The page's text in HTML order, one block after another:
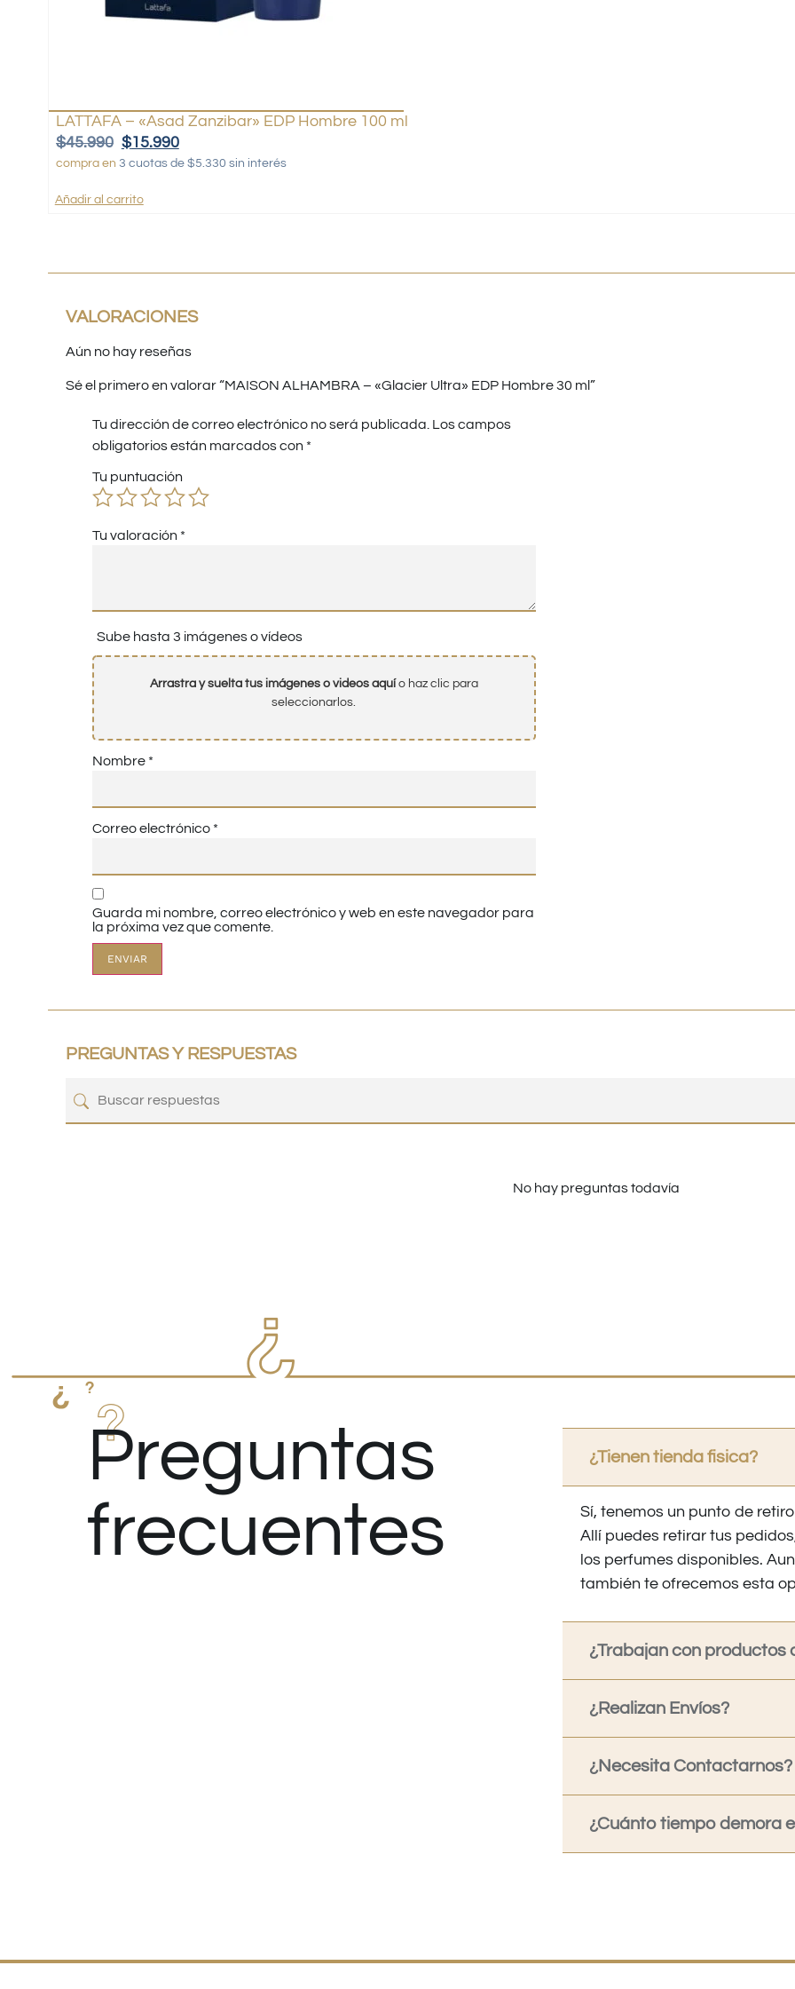
LATTAFA – «Asad Zanzibar» EDP Hombre 100 ml
$45.990 $15.990
compra en 3 cuotas de $5.330 sin interés
Añadir al carrito
VALORACIONES
Aún no hay reseñas
Sé el primero en valorar “MAISON ALHAMBRA – «Glacier Ultra» EDP Hombre 30 ml”
Tu dirección de correo electrónico no será publicada. Los campos
obligatorios están marcados con *
Tu puntuación
Tu valoración *
Sube hasta 3 imágenes o vídeos
Arrastra y suelta tus imágenes o videos aquío haz clic para
seleccionarlos.
Nombre *
Correo electrónico *
Guarda mi nombre, correo electrónico y web en este navegador para
la próxima vez que comente.
PREGUNTAS Y RESPUESTAS
No hay preguntas todavía
Preguntas
frecuentes
¿Tienen tienda fisica?
Sí, tenemos un punto de
Allí puedes retirar tus
los perfumes disponibles.
también te ofrecemos esta
¿Trabajan con productos
¿Realizan Envíos?
¿Necesita Contactarnos?
¿Cuánto tiempo demora